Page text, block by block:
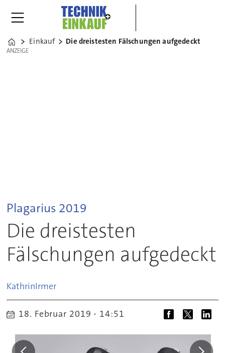
Home
Einkauf Die dreistesten Fälschungen aufgedeckt
ANZEIGE
ANZEIGE
Plagarius 2019
Die dreistesten
Fälschungen aufgedeckt
KathrinIrmer
18. Februar 2019 - 14:51